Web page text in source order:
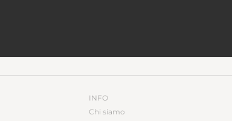
INFO
Chi siamo